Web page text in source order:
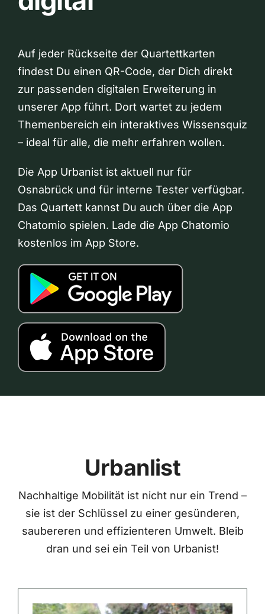
Auf jeder Rückseite der Quartettkarten
findest Du einen QR-Code, der Dich direkt
zur passenden digitalen Erweiterung in
unserer App führt. Dort wartet zu jedem
Themenbereich ein interaktives Wissensquiz
– ideal für alle, die mehr erfahren wollen.
Die App Urbanist ist aktuell nur für
Osnabrück und für interne Tester verfügbar.
Das Quartett kannst Du auch über die App
Chatomio spielen. Lade die App Chatomio
kostenlos im App Store.
Urbanlist
Nachhaltige Mobilität ist nicht nur ein Trend –
sie ist der Schlüssel zu einer gesünderen,
saubereren und effizienteren Umwelt. Bleib
dran und sei ein Teil von Urbanist!